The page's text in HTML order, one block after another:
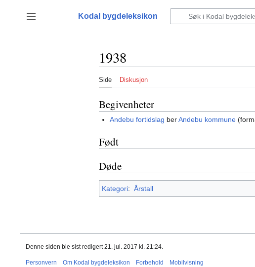
innhold
Vis/skjul sidefelt
Kodal bygdeleksikon
1938
Side Diskusjon
Begivenheter
Andebu fortidslag berAndebu kommune
Født
Døde
Kategori: Årstall
Denne siden ble sist redigert 21. jul. 2017 kl. 21:24.
Personvern Om Kodal bygdeleksikon Forbehold Mobilvisning